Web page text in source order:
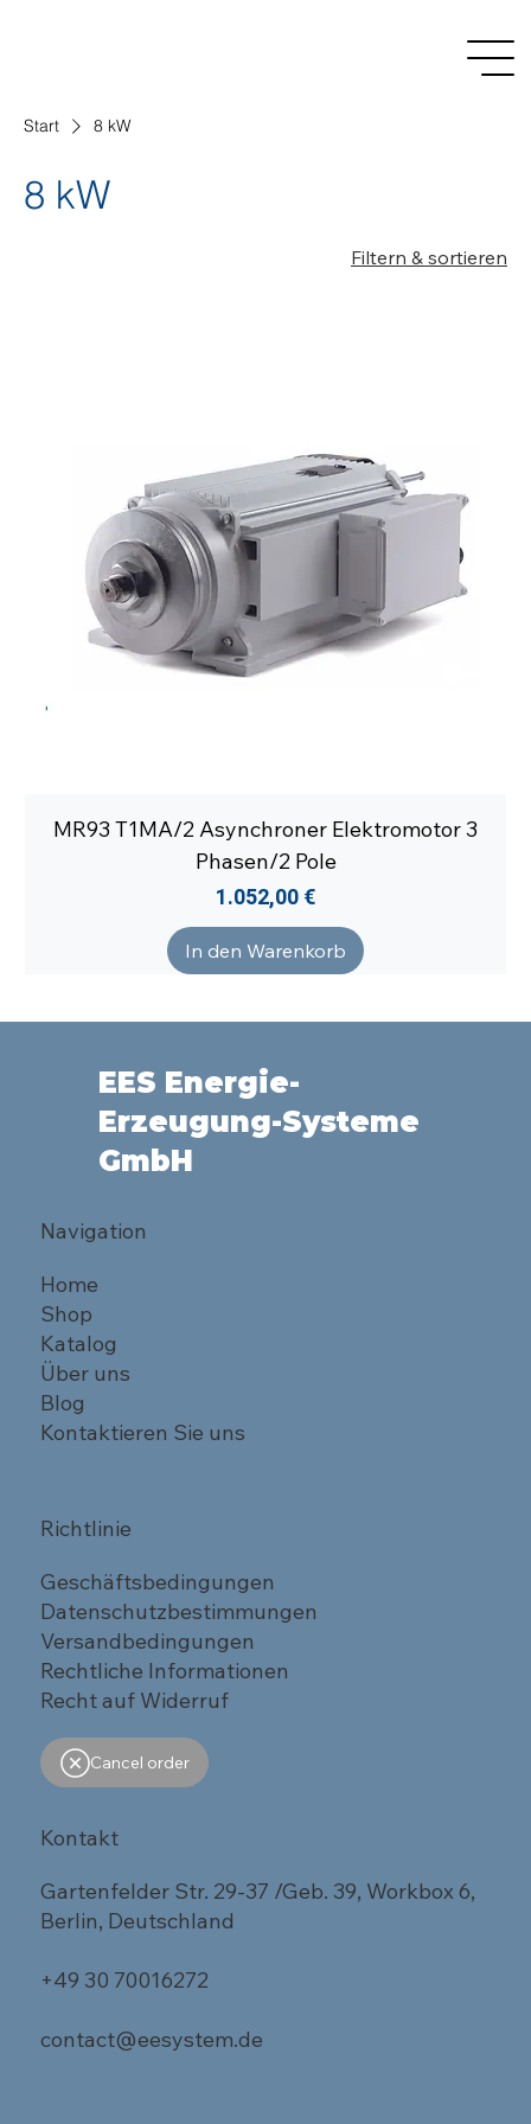
Start 8 kW
8 kW
Filtern & sortieren
MR93 T1MA/2 Asynchroner Elektromotor 3
Phasen/2 Pole
Preis
1.052,00 €
In den Warenkorb
EES Energie-
Erzeugung-Systeme
GmbH
Navigation
Home
Shop
Katalog
Über uns
Blog
Kontaktieren Sie uns
Richtlinie
Geschäftsbedingungen
Datenschutzbestimmungen
Versandbedingungen
Rechtliche Informationen
Recht auf Widerruf
Cancel order
Kontakt
Gartenfelder Str. 29-37 /Geb. 39, Workbox 6,
Berlin, Deutschland
+49 30 70016272
contact@eesystem.de